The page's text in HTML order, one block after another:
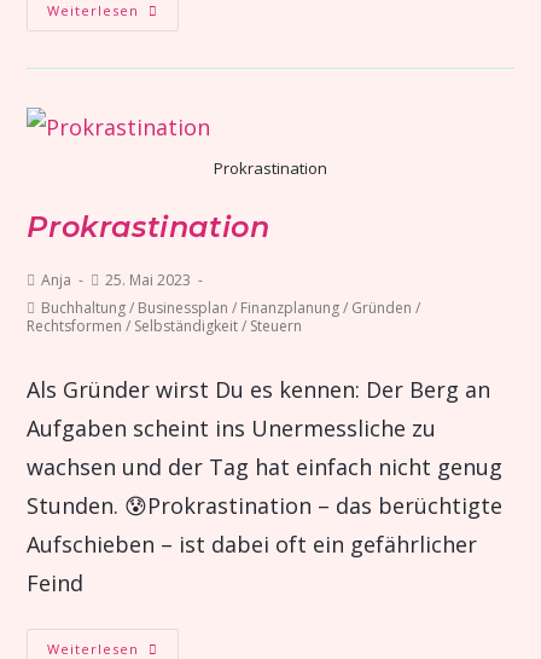
Weiterlesen
Prokrastination
Prokrastination
Anja
25. Mai 2023
Buchhaltung / Businessplan / Finanzplanung / Gründen /
Rechtsformen / Selbständigkeit / Steuern
Als Gründer wirst Du es kennen: Der Berg an
Aufgaben scheint ins Unermessliche zu
wachsen und der Tag hat einfach nicht genug
Stunden. 😰Prokrastination – das berüchtigte
Aufschieben – ist dabei oft ein gefährlicher
Feind
Weiterlesen